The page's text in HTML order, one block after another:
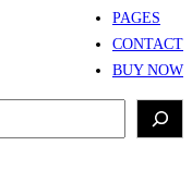
PAGES
CONTACT
BUY NOW